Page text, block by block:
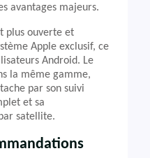
avantages majeurs.
plus ouverte et
Apple exclusif, ce
Android. Le
la même gamme,
par son suivi
et sa
satellite.